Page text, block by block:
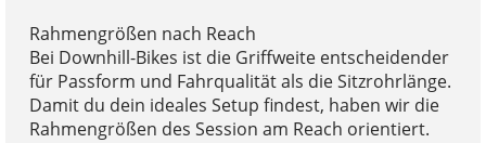
Rahmengrößen nach Reach
Bei Downhill-Bikes ist die Griffweite entscheidender
für Passform und Fahrqualität als die Sitzrohrlänge.
Damit du dein ideales Setup findest, haben wir die
Rahmengrößen des Session am Reach orientiert.